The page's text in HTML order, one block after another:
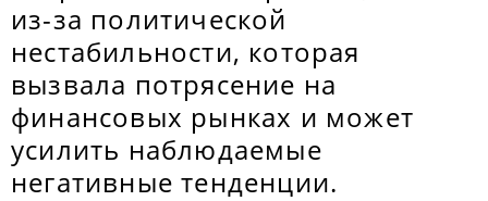
из-за политической
нестабильности, которая
вызвала потрясение на
финансовых рынках и может
усилить наблюдаемые
негативные тенденции.